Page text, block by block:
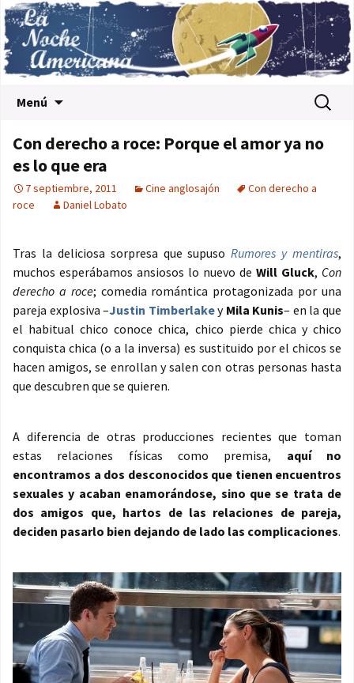
Menú Buscar:
Con derecho a roce: Porque el amor ya no
es lo que era
7 septiembre, 2011 Cine anglosajón
Con derecho a
roce
Daniel Lobato
Tras la deliciosa sorpresa que supusoRumores y mentiras,
muchos esperábamos ansiosos lo nuevo de Will Gluck, Con
derecho a roce; comedia romántica protagonizada por una
pareja explosiva –Justin Timberlakey Mila Kunis– en la que
el habitual chico conoce chica, chico pierde chica y chico
conquista chica (o a la inversa) es sustituido por el chicos se
hacen amigos, se enrollan y salen con otras personas hasta
que descubren que se quieren.
A diferencia de otras producciones recientes que toman
estas relaciones físicas como premisa, aquí no
encontramos a dos desconocidos que tienen encuentros
sexuales y acaban enamorándose, sino que se trata de
dos amigos que, hartos de las relaciones de pareja,
deciden pasarlo bien dejando de lado las complicaciones.